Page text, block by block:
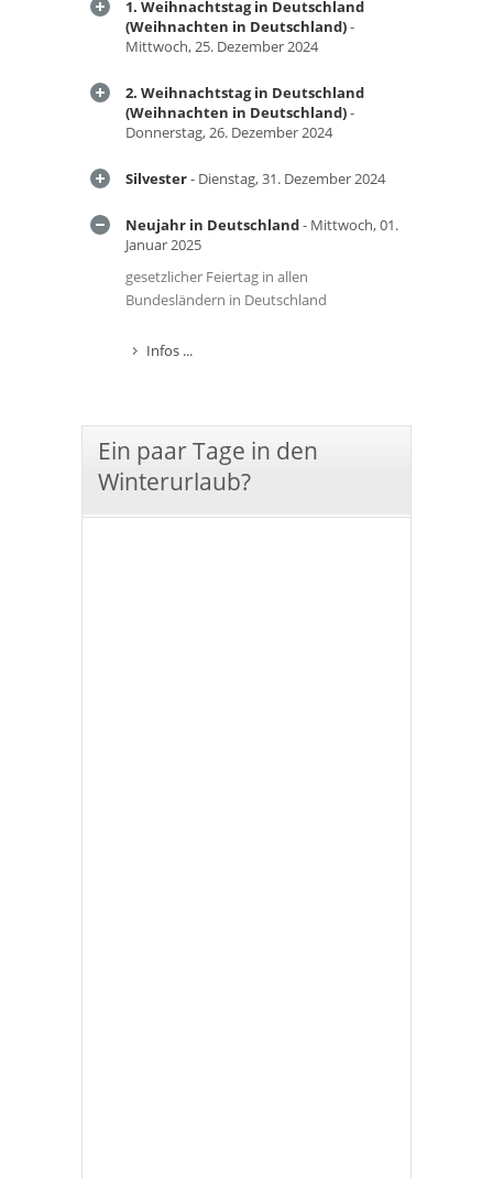
1. Weihnachtstag in Deutschland
(Weihnachten in Deutschland)-
Mittwoch, 25. Dezember 2024
2. Weihnachtstag in Deutschland
(Weihnachten in Deutschland)-
Donnerstag, 26. Dezember 2024
Silvester- Dienstag, 31. Dezember 2024
Neujahr in Deutschland- Mittwoch, 01.
Januar 2025
gesetzlicher Feiertag in allen
Bundesländern in Deutschland
Infos ...
Ein paar Tage in den
Winterurlaub?